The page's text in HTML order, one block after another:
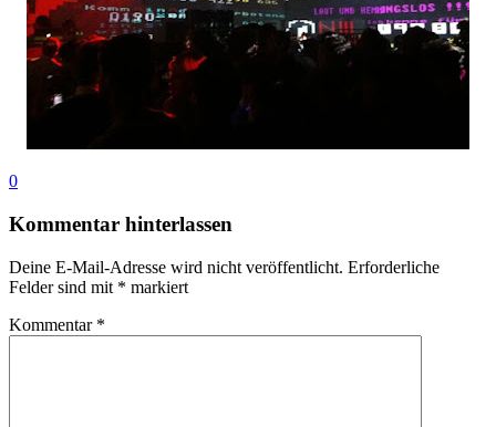
0
Kommentar hinterlassen
Deine E-Mail-Adresse wird nicht veröffentlicht. Erforderliche
Felder sind mit * markiert
Kommentar *